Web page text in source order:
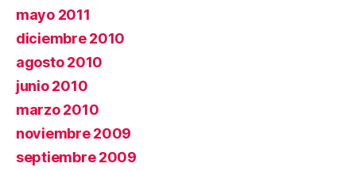
mayo 2011
diciembre 2010
agosto 2010
junio 2010
marzo 2010
noviembre 2009
septiembre 2009